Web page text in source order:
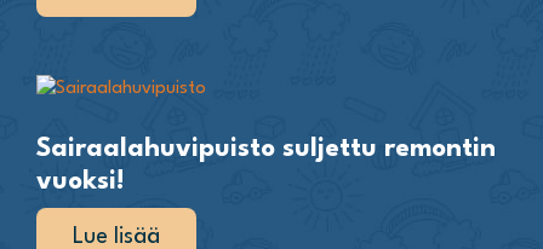
Sairaalahuvipuisto suljettu remontin
vuoksi!
Lue lisää